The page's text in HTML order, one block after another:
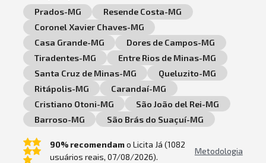
Prados-MG
Resende Costa-MG
Coronel Xavier Chaves-MG
Casa Grande-MG
Dores de Campos-MG
Tiradentes-MG
Entre Rios de Minas-MG
Santa Cruz de Minas-MG
Queluzito-MG
Ritápolis-MG
Carandaí-MG
Cristiano Otoni-MG
São João del Rei-MG
Barroso-MG
São Brás do Suaçuí-MG
90% recomendamo Licita Já (1082
usuários reais, 07/08/2026).
Metodologia